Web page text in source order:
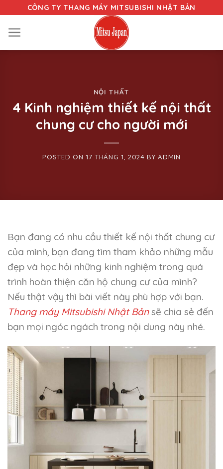
content
CÔNG TY THANG MÁY MITSUBISHI NHẬT BẢN
NỘI THẤT
4 Kinh nghiệm thiết kế nội thất
chung cư cho người mới
POSTED ON 17 THÁNG 1, 2024 BYADMIN
Bạn đang có nhu cầu thiết kế nội thất chung cư
của mình, bạn đang tìm tham khảo những mẫu
đẹp và học hỏi những kinh nghiệm trong quá
trình hoàn thiện căn hộ chung cư của mình?
Nếu thật vậy thì bài viết này phù hợp với bạn.
Thang máy Mitsubishi Nhật Bảnsẽ chia sẻ đến
bạn mọi ngóc ngách trong nội dung này nhé.